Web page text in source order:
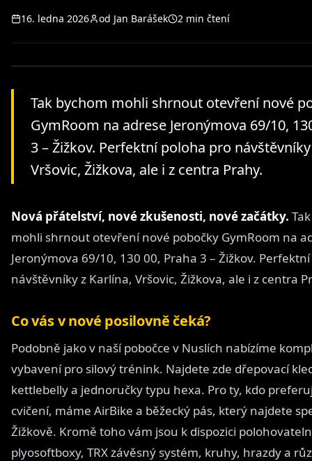
16. ledna 2026 od Jan Barášek 2 min čtení
Tak bychom mohli shrnout otevření nové
GymRoom na adrese Jeronýmova 69/10,
3 – Žižkov. Perfektní poloha pro
Vršovic, Žižkova, ale i z centra Prahy.
Nová přátelství, nové zkušenosti, nové začátky.
mohli shrnout otevření nové pobočky GymRoom na
Jeronýmova 69/10, 130 00, Praha 3 – Žižkov.
návštěvníky z Karlína, Vršovic, Žižkova, ale i z centra
Co vás v nové posilovně čeká?
Podobně jako v naší pobočce v Nuslích nabízíme
vybavení pro silový trénink. Najdete zde dřepovací
kettlebelly a jednoručky typu hexa. Pro ty, kdo
cvičení, máme AirBike a běžecký pás, který najdete
Žižkově. Kromě toho vám jsou k dispozici
plyosoftboxy, TRX závěsný systém, kruhy, hrazdy a